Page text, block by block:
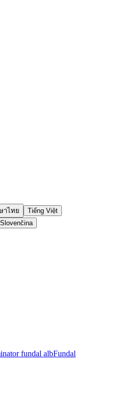
าไทย
Tiếng Việt
Slovenčina
fundal albFundal